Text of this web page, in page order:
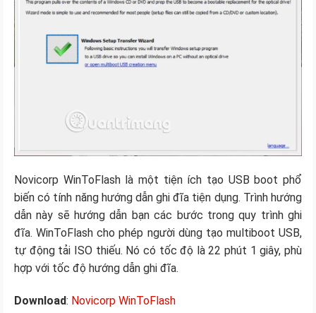
Novicorp WinToFlash là một tiện ích tạo USB boot phổ
biến có tính năng hướng dẫn ghi đĩa tiện dụng. Trình hướng
dẫn này sẽ hướng dẫn bạn các bước trong quy trình ghi
đĩa. WinToFlash cho phép người dùng tạo multiboot USB,
tự động tải ISO thiếu. Nó có tốc độ là 22 phút 1 giây, phù
hợp với tốc độ hướng dẫn ghi đĩa.
Download: Novicorp WinToFlash